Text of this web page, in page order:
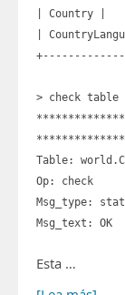
| Country |
|
> check table
Table:
Op: check
Msg_type:
Msg_text: OK
Esta …